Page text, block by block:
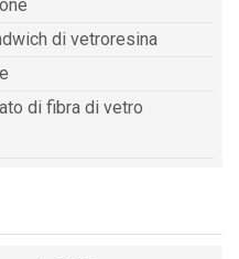
di vetroresina
di fibra di vetro